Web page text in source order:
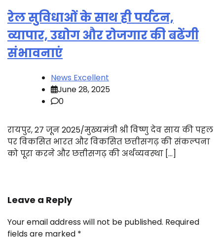
रेल सुविधाओं के साथ ही पर्यटन,
व्यापार, उद्योग और रोजगार की बढेंगी
संभावनाएं
News Excellent
June 28, 2025
0
रायपुर, 27 जून 2025/मुख्यमंत्री श्री विष्णु देव साय की पहल
पर विकसित भारत और विकसित छत्तीसगढ़ की संकल्पना
को पूरा करने और छत्तीसगढ़ की अर्थव्यवस्था […]
Leave a Reply
Your email address will not be published. Required
fields are marked *